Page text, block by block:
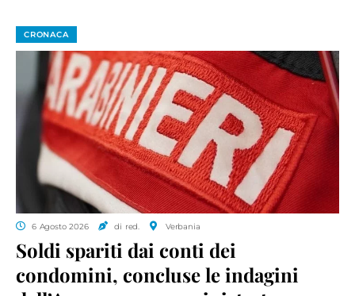
CRONACA
6 Agosto 2026 di red. Verbania
Soldi spariti dai conti dei
condomini, concluse le indagini